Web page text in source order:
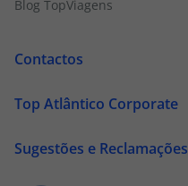
Blog TopViagens
Contactos
Top Atlântico Corporate
Sugestões e Reclamações